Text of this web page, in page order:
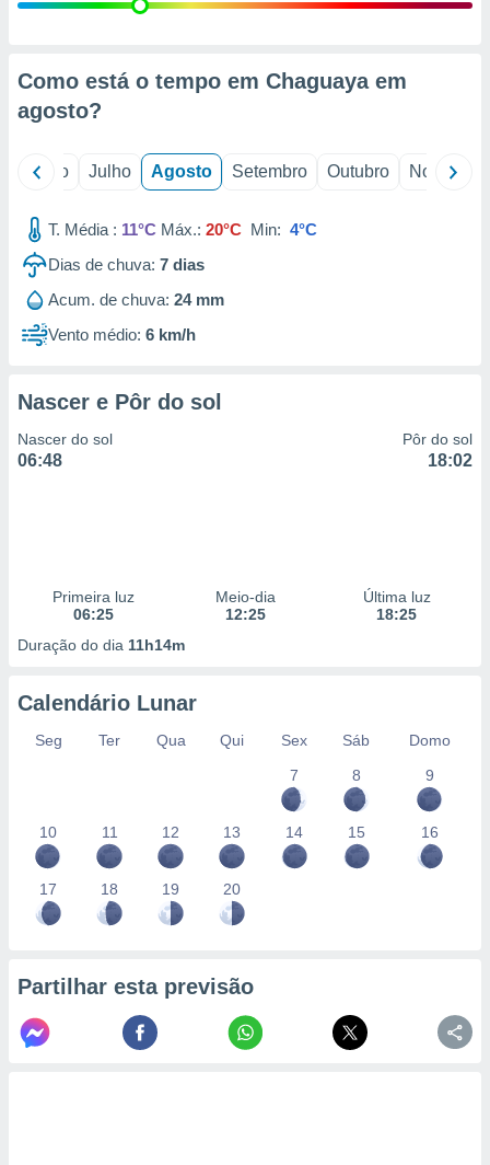
estudos
1199
Como está o tempo em Chaguaya em
agosto?
Junho Julho Agosto Setembro Outubro Novembro
T. Média : 11°C Máx.: 20°C Min: 4°C
Dias de chuva: 7 dias
Acum. de chuva: 24 mm
Vento médio: 6 km/h
Nascer e Pôr do sol
Nascer do sol
06:48
Pôr do sol
18:02
Primeira luz
06:25
Meio-dia
12:25
Última luz
18:25
Duração do dia 11h14m
Calendário Lunar
Seg Ter Qua Qui Sex Sáb
Domo
7
8 9
10 11 12 13 14 15 16
17 18 19 20
Partilhar esta previsão